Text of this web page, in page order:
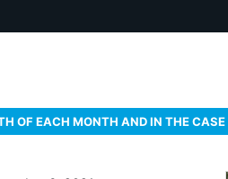
OF EACH MONTH AND IN THE